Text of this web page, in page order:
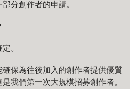
分創作者的申請。
。
保為往後加入的創作者提供優質
我們第一次大規模招募創作者。